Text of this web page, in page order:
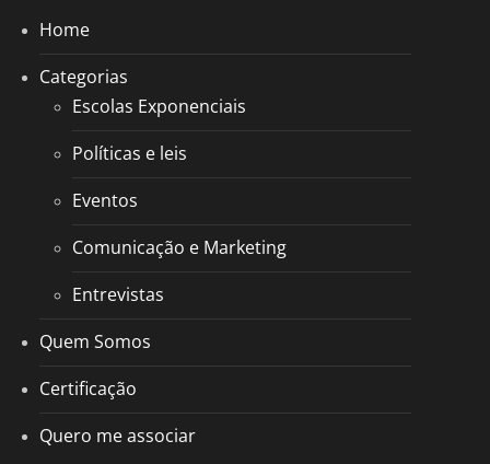
Home
Categorias
Escolas Exponenciais
Políticas e leis
Eventos
Comunicação e Marketing
Entrevistas
Quem Somos
Certificação
Quero me associar